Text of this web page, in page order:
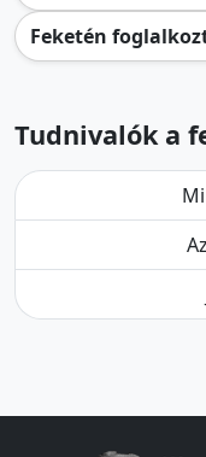
Feketén
Tudnivalók a